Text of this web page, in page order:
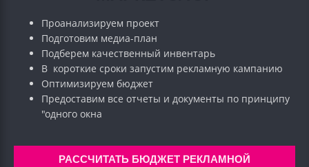
Проанализируем проект
Подготовим медиа-план
Подберем качественный инвентарь
В короткие сроки запустим рекламную кампанию
Оптимизируем бюджет
Предоставим все отчеты и документы по принципу
"одного окна
РАССЧИТАТЬ БЮДЖЕТ РЕКЛАМНОЙ